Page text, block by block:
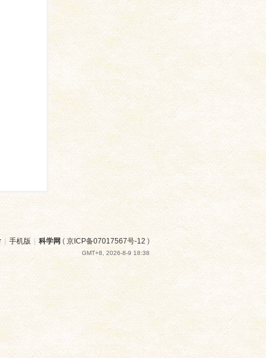
| 手机版 | 科学网 ( 京ICP备07017567号-12 )
GMT+8, 2026-8-9 18:38